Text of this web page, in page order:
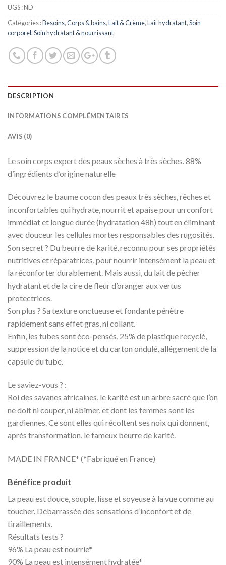
UGS :ND
Catégories :Besoins,Corps & bains,Lait & Crème,Lait hydratant,Soin
corporel,Soin hydratant & nourrissant
DESCRIPTION
INFORMATIONS COMPLÉMENTAIRES
AVIS (0)
Le soin corps expert des peaux sèches à très sèches. 88%
d’ingrédients d’origine naturelle
Découvrez le baume cocon des peaux très sèches, rêches et
inconfortables qui hydrate, nourrit et apaise pour un confort
immédiat et longue durée (hydratation 48h) tout en éliminant
avec douceur les cellules mortes responsables des rugosités.
Son secret ? Du beurre de karité, reconnu pour ses propriétés
nutritives et réparatrices, pour nourrir intensément la peau et
la réconforter durablement. Mais aussi, du lait de pêcher
hydratant et de la cire de fleur d’oranger aux vertus
protectrices.
Son plus ? Sa texture onctueuse et fondante pénètre
rapidement sans effet gras, ni collant.
Enfin, les tubes sont éco-pensés, 25% de plastique recyclé,
suppression de la notice et du carton ondulé, allégement de la
capsule du tube.
Le saviez-vous ? :
Roi des savanes africaines, le karité est un arbre sacré que l’on
ne doit ni couper, ni abîmer, et dont les femmes sont les
gardiennes. Ce sont elles qui récoltent ses noix qui donnent,
après transformation, le fameux beurre de karité.
MADE IN FRANCE* (*Fabriqué en France)
Bénéfice produit
La peau est douce, souple, lisse et soyeuse à la vue comme au
toucher. Débarrassée des sensations d’inconfort et de
tiraillements.
Résultats tests ?
96% La peau est nourrie*
90% La peau est intensément hydratée*